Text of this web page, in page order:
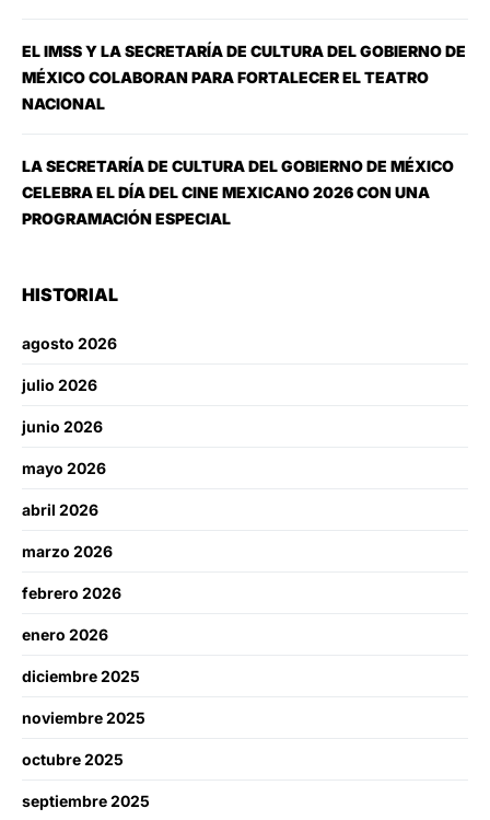
EL IMSS Y LA SECRETARÍA DE CULTURA DEL GOBIERNO DE
MÉXICO COLABORAN PARA FORTALECER EL TEATRO
NACIONAL
LA SECRETARÍA DE CULTURA DEL GOBIERNO DE MÉXICO
CELEBRA EL DÍA DEL CINE MEXICANO 2026 CON UNA
PROGRAMACIÓN ESPECIAL
HISTORIAL
agosto 2026
julio 2026
junio 2026
mayo 2026
abril 2026
marzo 2026
febrero 2026
enero 2026
diciembre 2025
noviembre 2025
octubre 2025
septiembre 2025